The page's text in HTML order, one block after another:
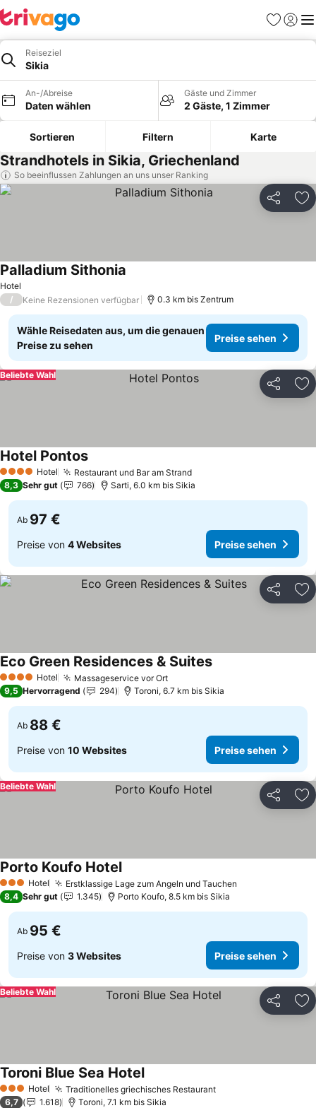
Favoriten
Reiseziel
Sikia
An-/Abreise
Daten wählen
Gäste und Zimmer
2 Gäste, 1 Zimmer
Sortieren Filtern Karte
Strandhotels in Sikia, Griechenland
So beeinflussen Zahlungen an uns unser Ranking
Teilen
Hotel
Palladium Sithonia
/ Keine Rezensionen verfügbar 0.3 km bis Zentrum
Wähle Reisedaten aus, um die genauen
Preise zu sehen
Preise sehen
Teilen
Beliebte Wahl
4 Sterne Hotel Restaurant und Bar am Strand
Hotel Pontos
8,3 Sehr gut 766 Sarti, 6.0 km bis Sikia
Ab 97 €
Preise von 4 Websites Preise sehen
Teilen
4 Sterne Hotel Massageservice vor Ort
Eco Green Residences & Suites
9,5 Hervorragend 294 Toroni, 6.7 km bis Sikia
Ab 88 €
Preise von 10 Websites Preise sehen
Teilen
Beliebte Wahl
3 SterneHotel Erstklassige Lage zum Angeln und Tauchen
Porto Koufo Hotel
8,4 Sehr gut 1.345 Porto Koufo, 8.5 km bis Sikia
Ab 95 €
Preise von 3 Websites Preise sehen
Teilen
Beliebte Wahl
3 SterneHotel Traditionelles griechisches Restaurant
Toroni Blue Sea Hotel
6,7 1.618 Toroni, 7.1 km bis Sikia